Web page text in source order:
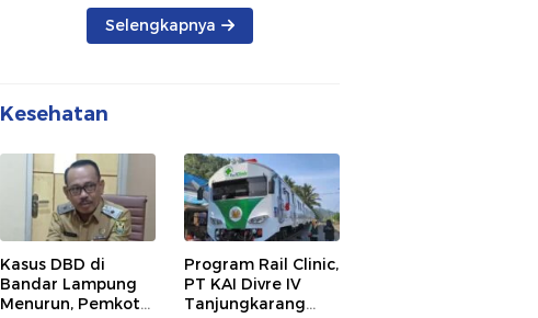
Selengkapnya
Kesehatan
Kasus DBD di
Bandar Lampung
Menurun, Pemkot
Program Rail Clinic,
PT KAI Divre IV
Tanjungkarang